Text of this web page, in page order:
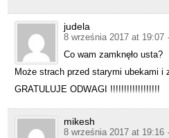
judela
8 września 2017 at 19:07
Co wam zamknęło usta?
Może strach przed starymi ubekami i
GRATULUJE ODWAGI !!!!!!!!!!!!!!!!!!
mikesh
8 września 2017 at 19:16